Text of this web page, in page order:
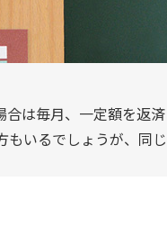
は毎月、一定額を返
いるでしょうが、同